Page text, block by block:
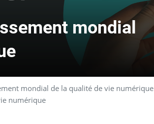
mondial
mondial de la qualité de vie numérique
numérique